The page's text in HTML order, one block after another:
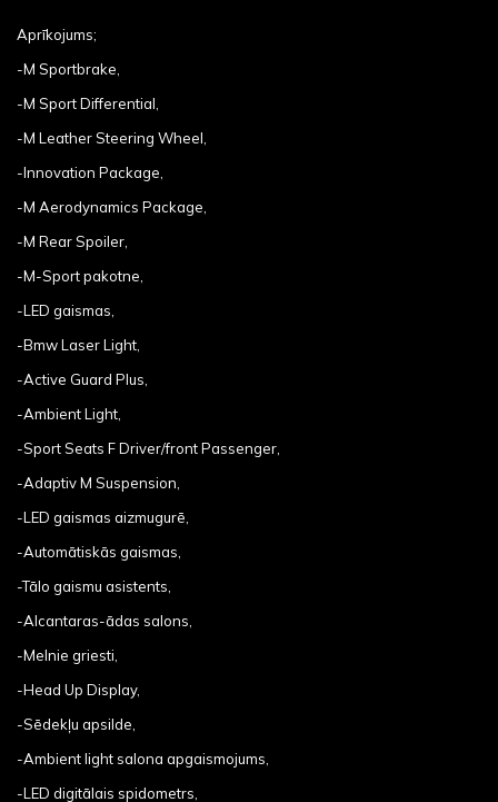
Aprīkojums;
-M Sportbrake,
-M Sport Differential,
-M Leather Steering Wheel,
-Innovation Package,
-M Aerodynamics Package,
-M Rear Spoiler,
-M-Sport pakotne,
-LED gaismas,
-Bmw Laser Light,
-Active Guard Plus,
-Ambient Light,
-Sport Seats F Driver/front Passenger,
-Adaptiv M Suspension,
-LED gaismas aizmugurē,
-Automātiskās gaismas,
-Tālo gaismu asistents,
-Alcantaras-ādas salons,
-Melnie griesti,
-Head Up Display,
-Sēdekļu apsilde,
-Ambient light salona apgaismojums,
-LED digitālais spidometrs,